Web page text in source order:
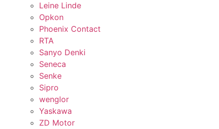
Leine Linde
Opkon
Phoenix Contact
RTA
Sanyo Denki
Seneca
Senke
Sipro
wenglor
Yaskawa
ZD Motor